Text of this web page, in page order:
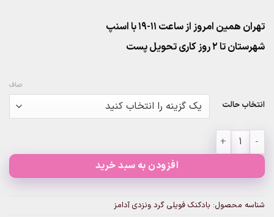
تهران همین امروز از ساعت ۱۱-۱۹ با اسنپ
شهرستان تا 2 روز کاری تحویل پست
انتخاب حالت
صاف
بادکنک فویلی گرد ونزدی آدامز عدد
افزودن به سبد خرید
شناسه محصول: بادکنک فویلی گرد ونزدی آدامز